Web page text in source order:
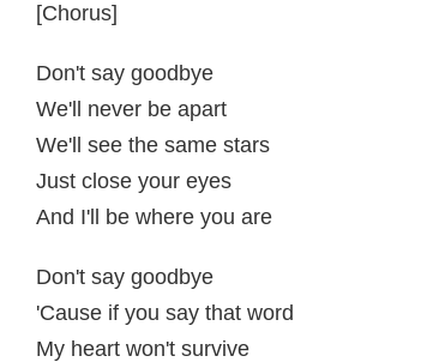
[Chorus]
Don't say goodbye
We'll never be apart
We'll see the same stars
Just close your eyes
And I'll be where you are
Don't say goodbye
'Cause if you say that word
My heart won't survive